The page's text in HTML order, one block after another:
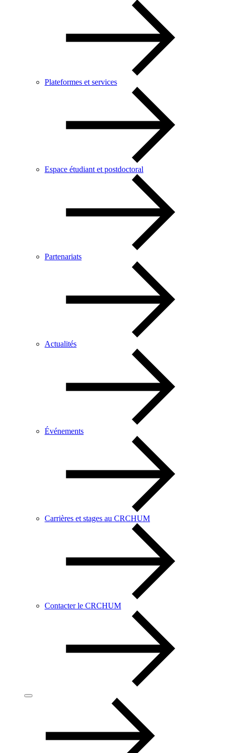
Plateformes et services
Espace étudiant et postdoctoral
Partenariats
Actualités
Événements
Carrières et stages au CRCHUM
Contacter le CRCHUM